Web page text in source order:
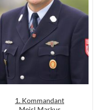
1. Kommandant